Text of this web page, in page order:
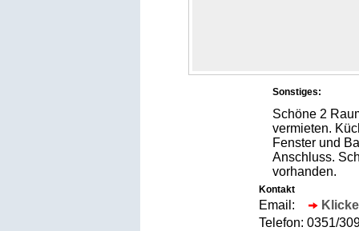
Sonstiges:
Schöne 2
vermieten.
Fenster und
Anschluss.
vorhanden.
Kontakt
Email:
Telefon: 0351/